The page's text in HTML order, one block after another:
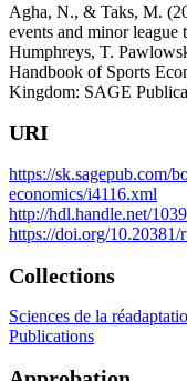
Agha, N., & Taks, M.
events and minor
Humphreys, T.
Handbook of Sports
Kingdom: SAGE
URI
https://sk.sagepub.com/
economics/i4116.xml
http://hdl.handle.net/
https://doi.org/10.20381/
Collections
Sciences de la
Publications